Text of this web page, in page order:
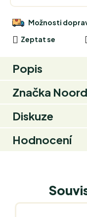
Zeptat se
Možnosti
Popis
Značka
Diskuze
Hodnocení